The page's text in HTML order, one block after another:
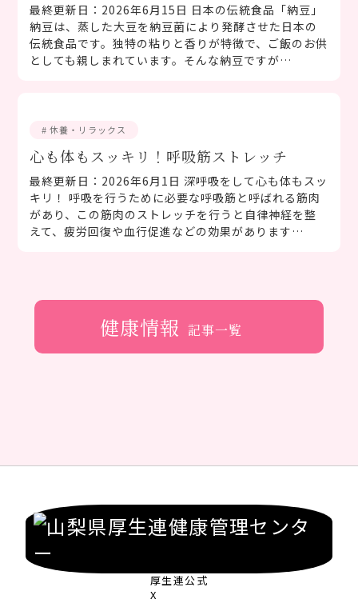
最終更新日：2026年6月15日 日本の伝統食品「納豆」
納豆は、蒸した大豆を納豆菌により発酵させた日本の
伝統食品です。独特の粘りと香りが特徴で、ご飯のお供
としても親しまれています。そんな納豆ですが…
# 休養・リラックス
心も体もスッキリ！呼吸筋ストレッチ
最終更新日：2026年6月1日 深呼吸をして心も体もスッ
キリ！ 呼吸を行うために必要な呼吸筋と呼ばれる筋肉
があり、この筋肉のストレッチを行うと自律神経を整
えて、疲労回復や血行促進などの効果があります…
健康情報 記事一覧
厚生連公式
X